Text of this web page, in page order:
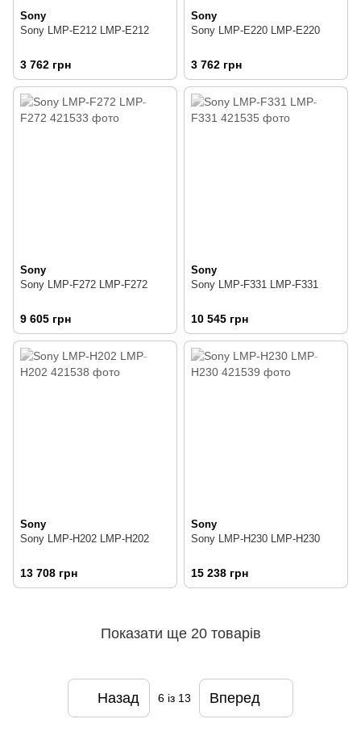
Sony
Sony LMP-E212 LMP-E212
3 762 грн
Sony
Sony LMP-E220 LMP-E220
3 762 грн
Sony
Sony LMP-F272 LMP-F272
9 605 грн
Sony
Sony LMP-F331 LMP-F331
10 545 грн
Sony
Sony LMP-H202 LMP-H202
13 708 грн
Sony
Sony LMP-H230 LMP-H230
15 238 грн
Показати ще 20 товарів
Назад 6 із 13 Вперед